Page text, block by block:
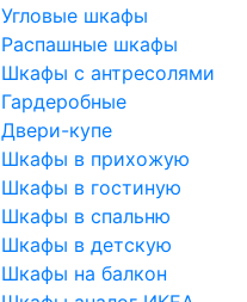
Угловые шкафы
Распашные шкафы
Шкафы с антресолями
Гардеробные
Двери-купе
Шкафы в прихожую
Шкафы в гостиную
Шкафы в спальню
Шкафы в детскую
Шкафы на балкон